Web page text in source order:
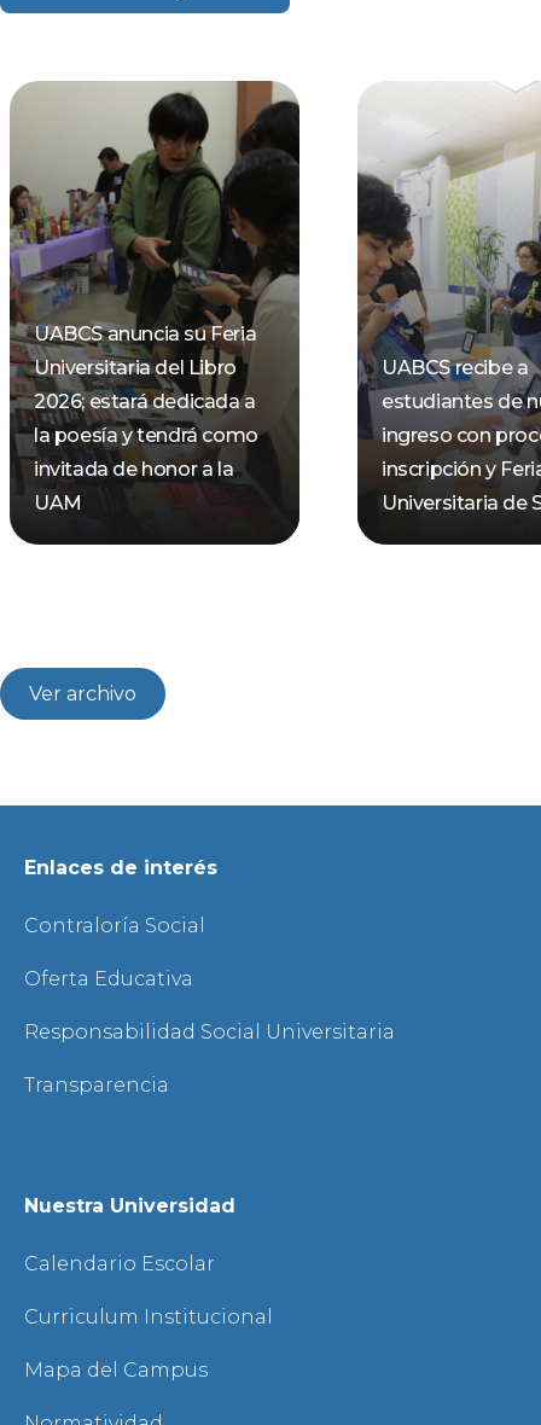
UABCS anuncia su Feria
Universitaria del Libro
2026; estará dedicada a
la poesía y tendrá como
invitada de honor a la
UAM
UABCS recibe a
estudiantes de
ingreso con
inscripción y
Universitaria de
Ver archivo
Enlaces de interés
Contraloría Social
Oferta Educativa
Responsabilidad Social Universitaria
Transparencia
Nuestra Universidad
Calendario Escolar
Curriculum Institucional
Mapa del Campus